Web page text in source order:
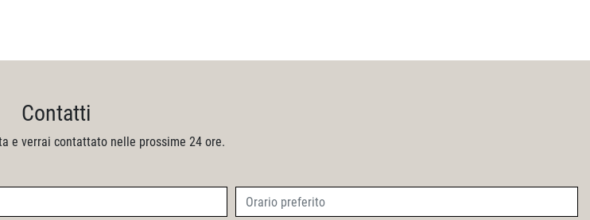
Contatti
e verrai contattato nelle prossime 24 ore.